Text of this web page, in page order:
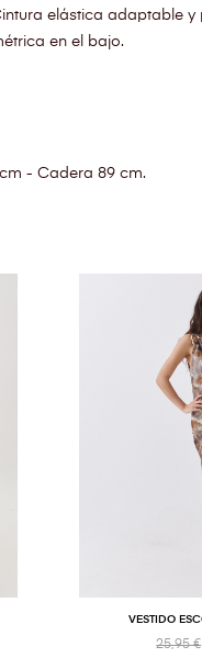
elástica adaptable y
en el bajo.
- Cadera 89 cm.
VESTIDO
25,95 €